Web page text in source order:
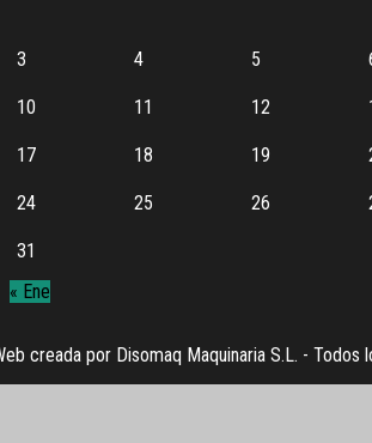
3 4 5
10 11 12
17 18 19
24 25 26
31
« Ene
creada por Disomaq Maquinaria S.L. - Todos